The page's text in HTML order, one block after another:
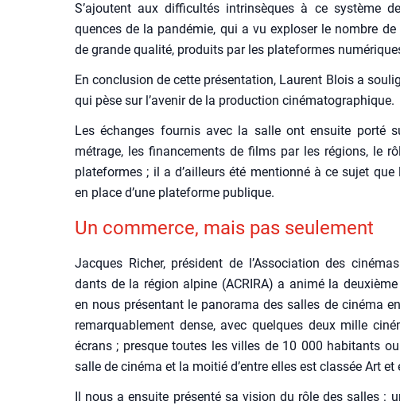
S’ajoutent aux dif­fi­cul­tés intrin­sèques à ce sys­tème
quences de la pan­dé­mie, qui a vu explo­ser le nombre de
de grande qua­li­té, pro­duits par les pla­te­formes
En conclu­sion de cette pré­sen­ta­tion, Laurent Blois a
qui pèse sur l’avenir de la pro­duc­tion ciné­ma­to­gra­phique.
Les échanges four­nis avec la salle ont ensuite por­té
métrage, les finan­ce­ments de films par les régions, le
pla­te­formes ; il a d’ailleurs été men­tion­né à ce sujet
en place d’une pla­te­forme publique.
Un com­merce, mais pas seule­ment
Jacques Richer, pré­sident de l’Association des
dants de la région alpine (ACRIRA) a ani­mé la
en nous pré­sen­tant le pano­ra­ma des salles de ciné­ma
remar­qua­ble­ment dense, avec quelques deux mille
écrans ; presque toutes les villes de 10 000 habi­tants
salle de ciné­ma et la moi­tié d’entre elles est clas­sée Art et
Il nous a ensuite pré­sen­té sa vision du rôle des salles :